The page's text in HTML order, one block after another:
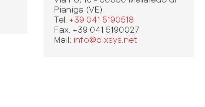
Pianiga (VE)
Tel. +39 041 5190518
Fax. +39 041 5190027
Mail: info@pixsys.net